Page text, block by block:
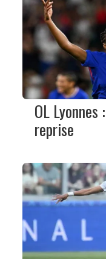
OL
reprise